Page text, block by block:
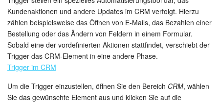
Aufgaben und Projekte
KI-Projekte
Messenger
Collabs
Kundenaktionen und andere Updates im CRM verfolgt. Hierzu
zählen beispielsweise das Öffnen von E-Mails, das Bezahlen einer
Bestellung oder das Ändern von Feldern in einem Formular.
Sobald eine der vordefinierten Aktionen stattfindet, verschiebt der
Trigger das CRM-Element in eine andere Phase.
Trigger im CRM
Um die Trigger einzustellen, öffnen Sie den Bereich CRM, wählen
Sie das gewünschte Element aus und klicken Sie auf die